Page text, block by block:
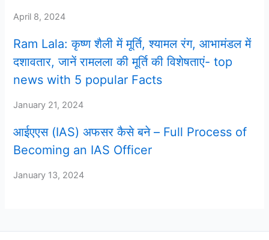
April 8, 2024
Ram Lala: कृष्ण शैली में मूर्ति, श्यामल रंग, आभामंडल में
दशावतार, जानें रामलला की मूर्ति की विशेषताएं- top
news with 5 popular Facts
January 21, 2024
आईएएस (IAS) अफसर कैसे बने – Full Process of
Becoming an IAS Officer
January 13, 2024